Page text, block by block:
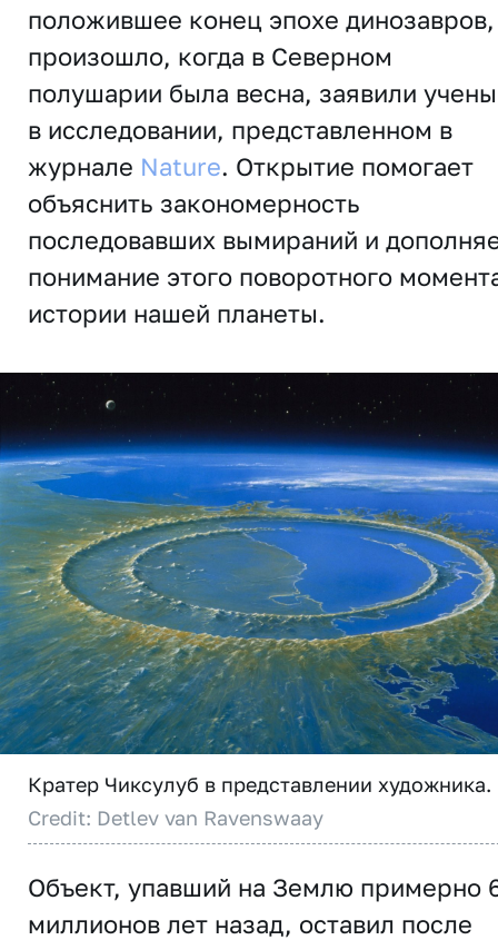
положившее конец эпохе динозавров,
произошло, когда в Северном
полушарии была весна, заявили
в исследовании, представленном в
журнале Nature. Открытие помогает
объяснить закономерность
последовавших вымираний и
понимание этого поворотного
истории нашей планеты.
Кратер Чиксулуб в представлении художника.
Credit: Detlev van Ravenswaay
Объект, упавший на Землю примерно
миллионов лет назад, оставил после